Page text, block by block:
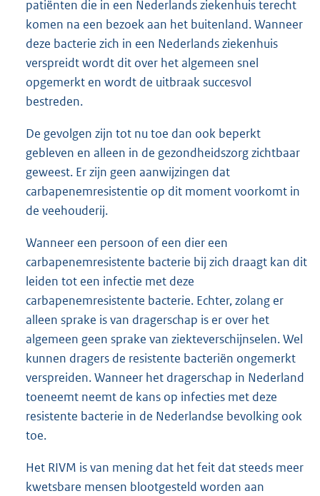
gezondheidsveld, over de problematiek gebogen en
concludeert dat carbapenemresistentie in Nederland
momenteel zeldzaam is. Het beperkt zich tot enkele
patiënten die in een Nederlands ziekenhuis terecht
komen na een bezoek aan het buitenland. Wanneer
verspreidt wordt dit over het algemeen snel
opgemerkt en wordt de uitbraak succesvol
bestreden.
De gevolgen zijn tot nu toe dan ook beperkt
geweest. Er zijn geen aanwijzingen dat
carbapenemresistentie op dit moment voorkomt in
de veehouderij.
Wanneer een persoon of een dier een
carbapenemresistente bacterie bij zich draagt kan dit
leiden tot een infectie met deze
carbapenemresistente bacterie. Echter, zolang er
alleen sprake is van dragerschap is er over het
algemeen geen sprake van ziekteverschijnselen. Wel
kunnen dragers de resistente bacteriën ongemerkt
toeneemt neemt de kans op infecties met deze
resistente bacterie in de Nederlandse bevolking ook